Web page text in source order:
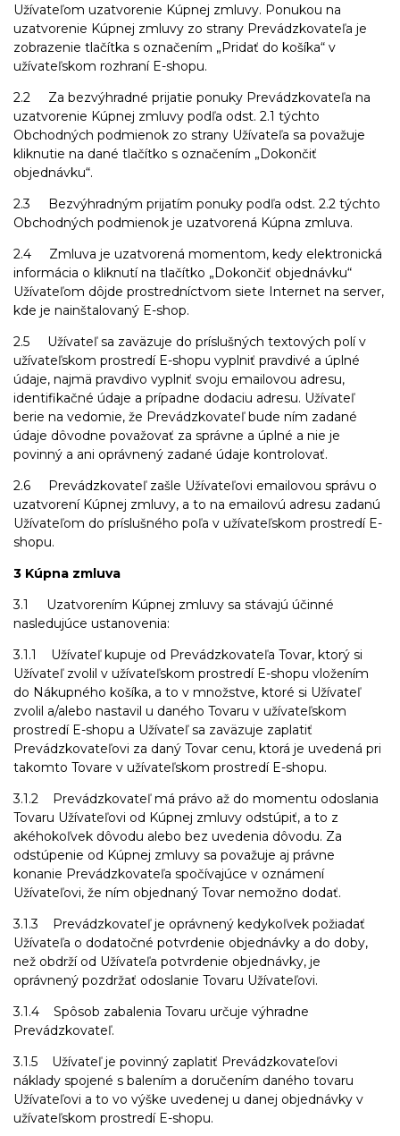
Užívateľom uzatvorenie Kúpnej zmluvy. Ponukou na
uzatvorenie Kúpnej zmluvy zo strany Prevádzkovateľa je
zobrazenie tlačítka s označením „Pridať do košíka“ v
užívateľskom rozhraní E-shopu.
2.2 Za bezvýhradné prijatie ponuky Prevádzkovateľa na
uzatvorenie Kúpnej zmluvy podľa odst. 2.1 týchto
Obchodných podmienok zo strany Užívateľa sa považuje
kliknutie na dané tlačítko s označením „Dokončiť
objednávku“.
2.3 Bezvýhradným prijatím ponuky podľa odst. 2.2 týchto
Obchodných podmienok je uzatvorená Kúpna zmluva.
2.4 Zmluva je uzatvorená momentom, kedy elektronická
informácia o kliknutí na tlačítko „Dokončiť objednávku“
Užívateľom dôjde prostredníctvom siete Internet na server,
kde je nainštalovaný E-shop.
2.5 Užívateľ sa zaväzuje do príslušných textových polí v
užívateľskom prostredí E-shopu vyplniť pravdivé a úplné
údaje, najmä pravdivo vyplniť svoju emailovou adresu,
identifikačné údaje a prípadne dodaciu adresu. Užívateľ
berie na vedomie, že Prevádzkovateľ bude ním zadané
údaje dôvodne považovať za správne a úplné a nie je
povinný a ani oprávnený zadané údaje kontrolovať.
2.6 Prevádzkovateľ zašle Užívateľovi emailovou správu o
uzatvorení Kúpnej zmluvy, a to na emailovú adresu zadanú
Užívateľom do príslušného poľa v užívateľskom prostredí E-
shopu.
3 Kúpna zmluva
3.1 Uzatvorením Kúpnej zmluvy sa stávajú účinné
nasledujúce ustanovenia:
3.1.1 Užívateľ kupuje od Prevádzkovateľa Tovar, ktorý si
Užívateľ zvolil v užívateľskom prostredí E-shopu vložením
do Nákupného košíka, a to v množstve, ktoré si Užívateľ
zvolil a/alebo nastavil u daného Tovaru v užívateľskom
prostredí E-shopu a Užívateľ sa zaväzuje zaplatiť
Prevádzkovateľovi za daný Tovar cenu, ktorá je uvedená pri
takomto Tovare v užívateľskom prostredí E-shopu.
3.1.2 Prevádzkovateľ má právo až do momentu odoslania
Tovaru Užívateľovi od Kúpnej zmluvy odstúpiť, a to z
akéhokoľvek dôvodu alebo bez uvedenia dôvodu. Za
odstúpenie od Kúpnej zmluvy sa považuje aj právne
konanie Prevádzkovateľa spočívajúce v oznámení
Užívateľovi, že ním objednaný Tovar nemožno dodať.
3.1.3 Prevádzkovateľ je oprávnený kedykoľvek požiadať
Užívateľa o dodatočné potvrdenie objednávky a do doby,
než obdrží od Užívateľa potvrdenie objednávky, je
oprávnený pozdržať odoslanie Tovaru Užívateľovi.
3.1.4 Spôsob zabalenia Tovaru určuje výhradne
Prevádzkovateľ.
3.1.5 Užívateľ je povinný zaplatiť Prevádzkovateľovi
náklady spojené s balením a doručením daného tovaru
Užívateľovi a to vo výške uvedenej u danej objednávky v
užívateľskom prostredí E-shopu.